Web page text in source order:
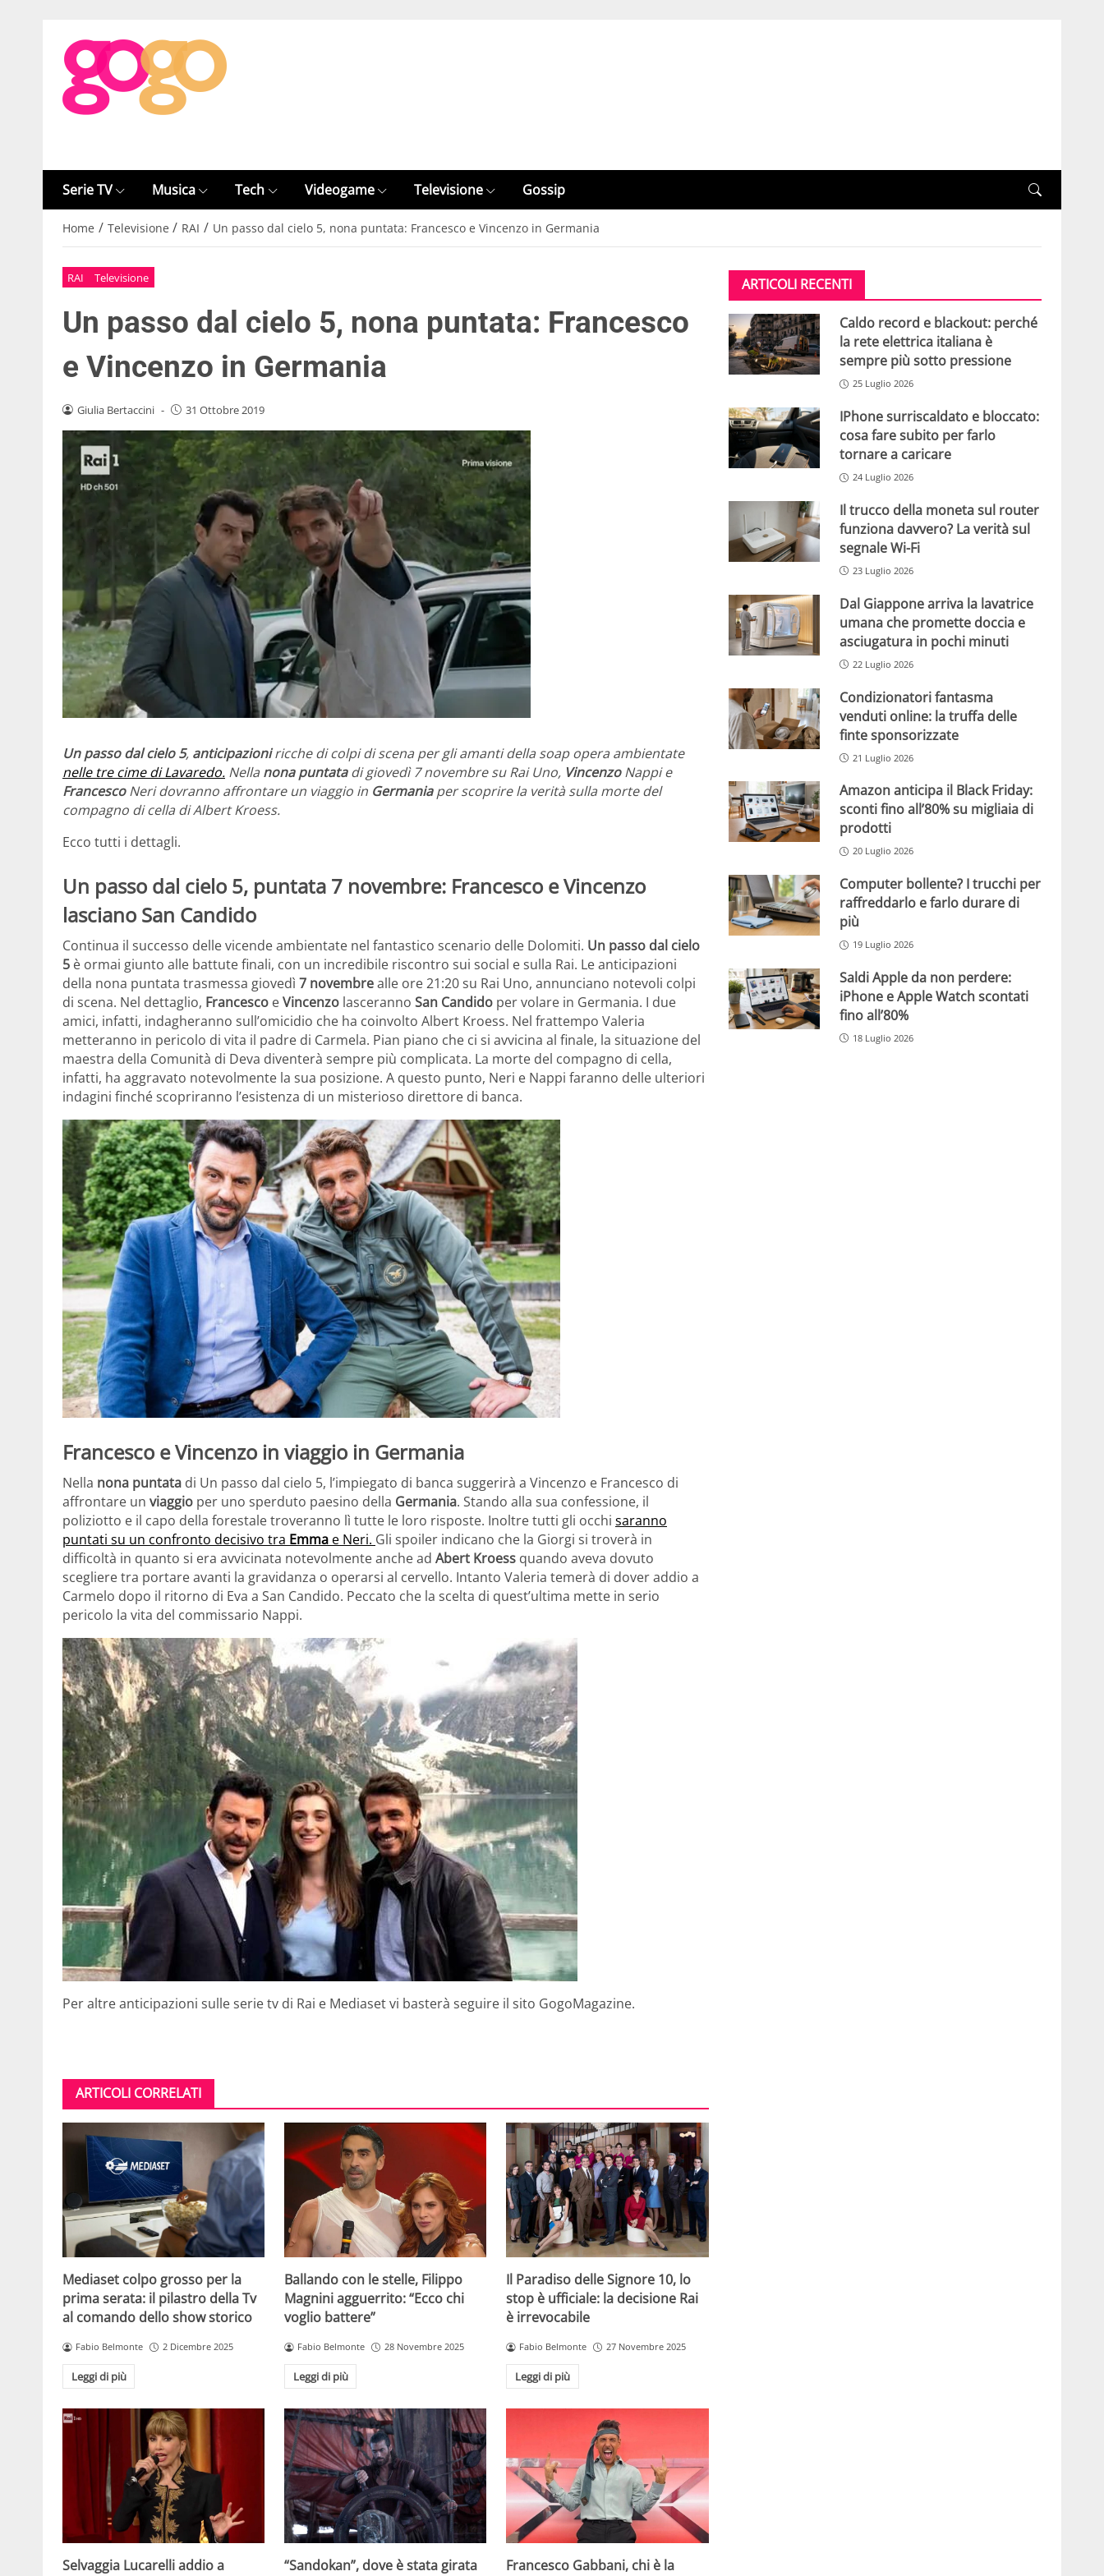
Serie TV Musica Tech Videogame Televisione Gossip
Home / Televisione / RAI / Un passo dal cielo 5, nona puntata: Francesco e Vincenzo in Germania
RAI Televisione
Un passo dal cielo 5, nona puntata: Francesco
e Vincenzo in Germania
Giulia Bertaccini - 31 Ottobre 2019
Un passo dal cielo 5, anticipazioniricche di colpi di scena per gli amanti della soap opera ambientate
nelle tre cime di Lavaredo. Nella nona puntatadi giovedì 7 novembre su Rai Uno, VincenzoNappi e
FrancescoNeri dovranno affrontare un viaggio in Germaniaper scoprire la verità sulla morte del
compagno di cella di Albert Kroess.
Ecco tutti i dettagli.
Un passo dal cielo 5, puntata 7 novembre: Francesco e Vincenzo
lasciano San Candido
Continua il successo delle vicende ambientate nel fantastico scenario delle Dolomiti. Un passo dal cielo
5 è ormai giunto alle battute finali, con un incredibile riscontro sui social e sulla Rai. Le anticipazioni
della nona puntata trasmessa giovedì 7 novembrealle ore 21:20 su Rai Uno, annunciano notevoli colpi
di scena. Nel dettaglio, Francesco eVincenzo lasceranno San Candido per volare in Germania. I due
amici, infatti, indagheranno sull’omicidio che ha coinvolto Albert Kroess. Nel frattempo Valeria
metteranno in pericolo di vita il padre di Carmela. Pian piano che ci si avvicina al finale, la situazione del
maestra della Comunità di Deva diventerà sempre più complicata. La morte del compagno di cella,
infatti, ha aggravato notevolmente la sua posizione. A questo punto, Neri e Nappi faranno delle ulteriori
indagini finché scopriranno l’esistenza di un misterioso direttore di banca.
Francesco e Vincenzo in viaggio in Germania
Nella nona puntata di Un passo dal cielo 5, l’impiegato di banca suggerirà a Vincenzo e Francesco di
affrontare un viaggio per uno sperduto paesino della Germania. Stando alla sua confessione, il
poliziotto e il capo della forestale troveranno lì tutte le loro risposte. Inoltre tutti gli occhi saranno
puntati su un confronto decisivo tra Emma e Neri. Gli spoiler indicano che la Giorgi si troverà in
difficoltà in quanto si era avvicinata notevolmente anche ad Abert Kroess quando aveva dovuto
scegliere tra portare avanti la gravidanza o operarsi al cervello. Intanto Valeria temerà di dover addio a
Carmelo dopo il ritorno di Eva a San Candido. Peccato che la scelta di quest’ultima mette in serio
pericolo la vita del commissario Nappi.
Per altre anticipazioni sulle serie tv di Rai e Mediaset vi basterà seguire il sito GogoMagazine.
ARTICOLI CORRELATI
Mediaset colpo grosso per la
prima serata: il pilastro della Tv
al comando dello show storico
Fabio Belmonte 2 Dicembre 2025
Leggi di più
Ballando con le stelle, Filippo
Magnini agguerrito: “Ecco chi
voglio battere”
Fabio Belmonte 28 Novembre 2025
Leggi di più
Il Paradiso delle Signore 10, lo
stop è ufficiale: la decisione Rai
è irrevocabile
Fabio Belmonte 27 Novembre 2025
Leggi di più
Selvaggia Lucarelli addio a
“Sandokan”, dove è stata girata
Francesco Gabbani, chi è la
ARTICOLI RECENTI
Caldo record e blackout: perché
la rete elettrica italiana è
sempre più sotto pressione
25 Luglio 2026
IPhone surriscaldato e bloccato:
cosa fare subito per farlo
tornare a caricare
24 Luglio 2026
Il trucco della moneta sul router
funziona davvero? La verità sul
segnale Wi-Fi
23 Luglio 2026
Dal Giappone arriva la lavatrice
umana che promette doccia e
asciugatura in pochi minuti
22 Luglio 2026
Condizionatori fantasma
venduti online: la truffa delle
finte sponsorizzate
21 Luglio 2026
Amazon anticipa il Black Friday:
sconti fino all’80% su migliaia di
prodotti
20 Luglio 2026
Computer bollente? I trucchi per
raffreddarlo e farlo durare di
più
19 Luglio 2026
Saldi Apple da non perdere:
iPhone e Apple Watch scontati
fino all’80%
18 Luglio 2026